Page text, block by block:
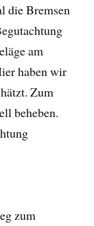
die Bremsen
am
haben wir
Zum
beheben.
zum